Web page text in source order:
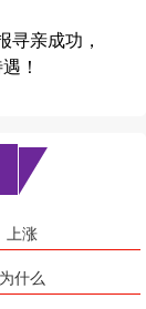
寻亲成功，
！
上涨
为什么